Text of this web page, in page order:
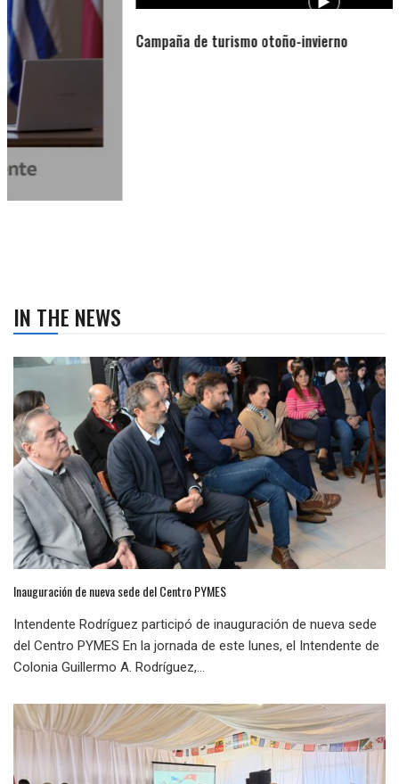
Campaña de turismo otoño-invierno
IN THE NEWS
Inauguración de nueva sede del Centro PYMES
Intendente Rodríguez participó de inauguración de nueva sede
del Centro PYMES En la jornada de este lunes, el Intendente de
Colonia Guillermo A. Rodríguez,...